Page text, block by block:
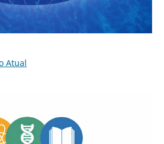
Atual